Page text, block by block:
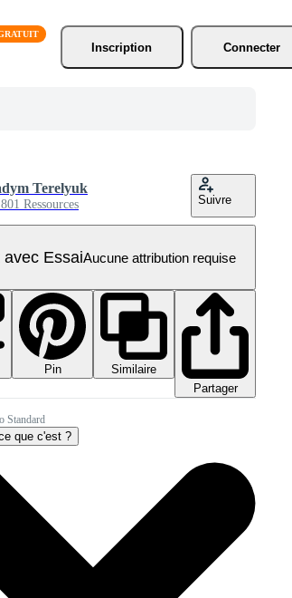
Inscription
Connecter
Terelyuk
Ressources Suivre
avec EssaiAucune attribution requise
Pin
Similaire
Partager
Standard
que c'est ?